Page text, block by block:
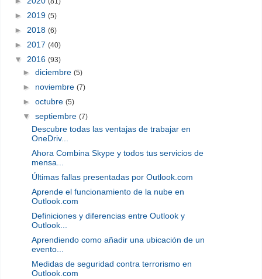
► 2019 (5)
► 2018 (6)
► 2017 (40)
▼ 2016 (93)
►diciembre(5)
► noviembre(7)
►octubre(5)
▼septiembre(7)
Descubre todas las ventajas de trabajar en
OneDriv...
Ahora Combina Skype y todos tus servicios de
mensa...
Últimas fallas presentadas por Outlook.com
Aprende el funcionamiento de la nube en
Outlook.com
Definiciones y diferencias entre Outlook y
Outlook...
Aprendiendo como añadir una ubicación de un
evento...
Medidas de seguridad contra terrorismo en
Outlook.com